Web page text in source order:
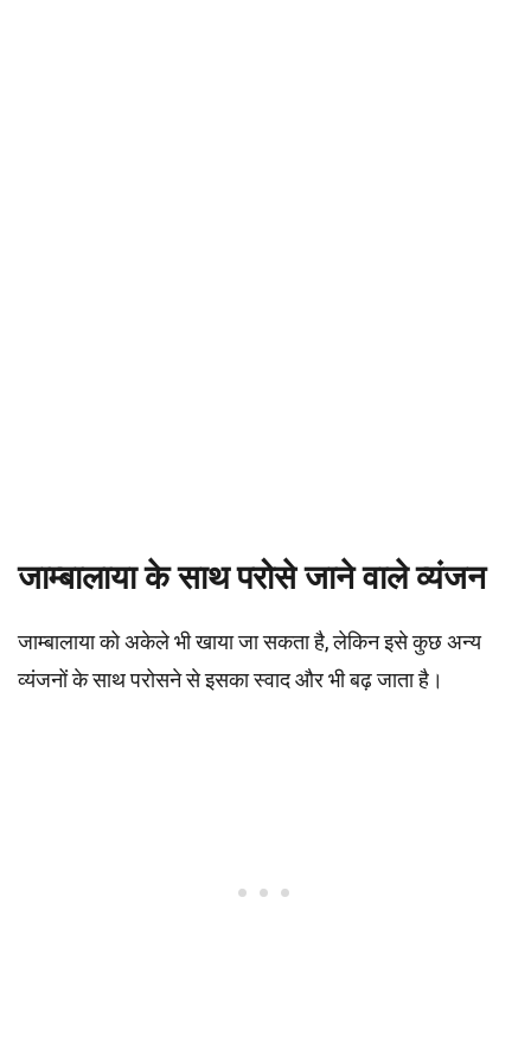
जाम्बालाया के साथ परोसे जाने वाले व्यंजन
जाम्बालाया को अकेले भी खाया जा सकता है, लेकिन इसे कुछ अन्य
व्यंजनों के साथ परोसने से इसका स्वाद और भी बढ़ जाता है।